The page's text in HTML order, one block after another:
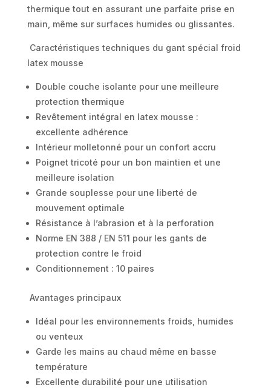
thermique tout en assurant une parfaite prise en
main, même sur surfaces humides ou glissantes.
Caractéristiques techniques du gant spécial froid
latex mousse
Double couche isolante pour une meilleure
protection thermique
Revêtement intégral en latex mousse :
excellente adhérence
Intérieur molletonné pour un confort accru
Poignet tricoté pour un bon maintien et une
meilleure isolation
Grande souplesse pour une liberté de
mouvement optimale
Résistance à l’abrasion et à la perforation
Norme EN 388 / EN 511 pour les gants de
protection contre le froid
Conditionnement : 10 paires
Avantages principaux
Idéal pour les environnements froids, humides
ou venteux
Garde les mains au chaud même en basse
température
Excellente durabilité pour une utilisation